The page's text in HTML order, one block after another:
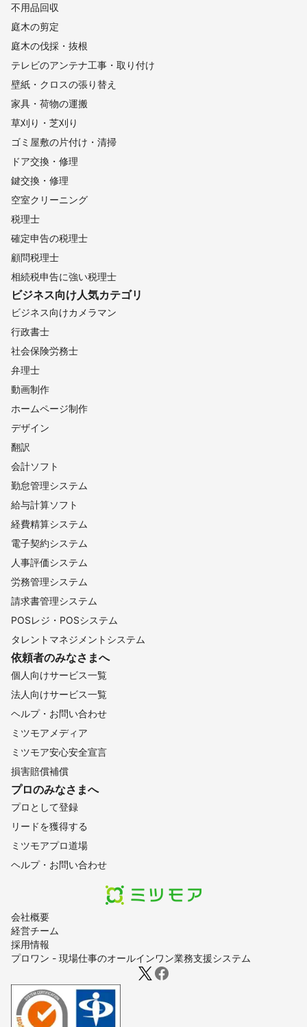
会社概要
経営チーム
採用情報
プロワン - 現場仕事のオールインワン業務支援システム
不用品回収
庭木の剪定
庭木の伐採・抜根
テレビのアンテナ工事・取り付け
壁紙・クロスの張り替え
家具・荷物の運搬
草刈り・芝刈り
ゴミ屋敷の片付け・清掃
ドア交換・修理
鍵交換・修理
空室クリーニング
税理士
確定申告の税理士
顧問税理士
相続税申告に強い税理士
ビジネス向け人気カテゴリ
ビジネス向けカメラマン
行政書士
社会保険労務士
弁理士
動画制作
ホームページ制作
デザイン
翻訳
会計ソフト
勤怠管理システム
給与計算ソフト
経費精算システム
電子契約システム
人事評価システム
労務管理システム
請求書管理システム
POSレジ・POSシステム
タレントマネジメントシステム
依頼者のみなさまへ
個人向けサービス一覧
法人向けサービス一覧
ヘルプ・お問い合わせ
ミツモアメディア
ミツモア安心安全宣言
損害賠償補償
プロのみなさまへ
プロとして登録
リードを獲得する
ミツモアプロ道場
ヘルプ・お問い合わせ